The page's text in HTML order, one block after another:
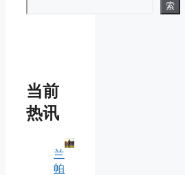
索
当前
热讯
兰
帕